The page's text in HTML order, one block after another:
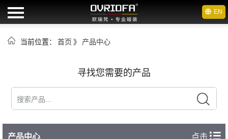
首页
欧瑞梵品牌
EN
当前位置： 首页 》 产品中心
寻找您需要的产品
产品中心 点击